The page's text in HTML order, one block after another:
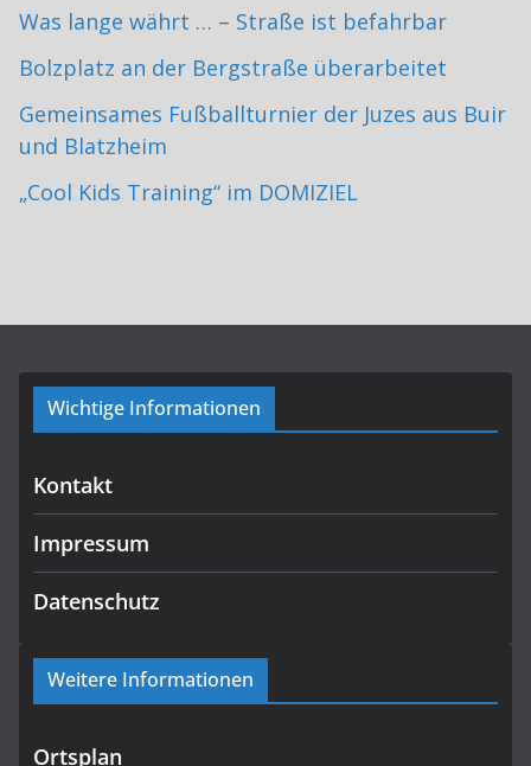
Was lange währt … – Straße ist befahrbar
Bolzplatz an der Bergstraße überarbeitet
Gemeinsames Fußballturnier der Juzes aus Buir
und Blatzheim
„Cool Kids Training“ im DOMIZIEL
Wichtige Informationen
Kontakt
Impressum
Datenschutz
Weitere Informationen
Ortsplan